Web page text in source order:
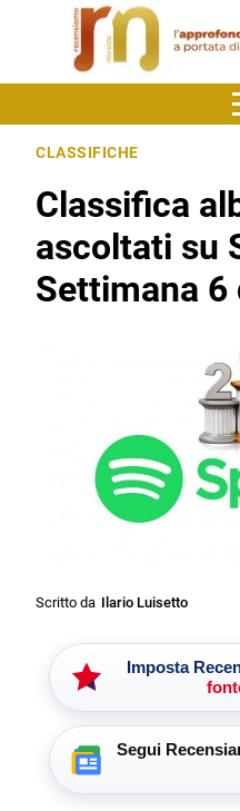
CLASSIFICHE
Classifica
ascoltati su
Settimana 6
Scritto da Ilario Luisetto
Imposta
Segui